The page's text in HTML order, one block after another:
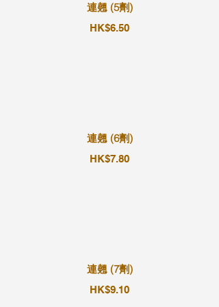
連翹 (5劑)
HK$6.50
連翹 (6劑)
HK$7.80
連翹 (7劑)
HK$9.10